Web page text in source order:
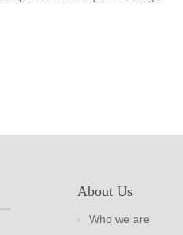
About Us
Who we are